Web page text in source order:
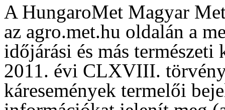
A HungaroMet Magyar
az agro.met.hu oldalán a
időjárási és más
2011. évi CLXVIII.
káresemények termelői